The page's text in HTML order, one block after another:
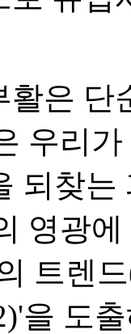
활은 단
우리
되찾는
영광
트렌
을 도